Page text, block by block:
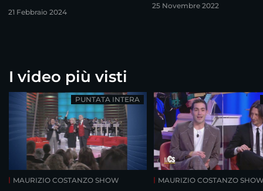
21 Febbraio 2024
25 Novembre 2022
I video più visti
MAURIZIO COSTANZO SHOW
PUNTATA INTERA
MAURIZIO COSTANZO